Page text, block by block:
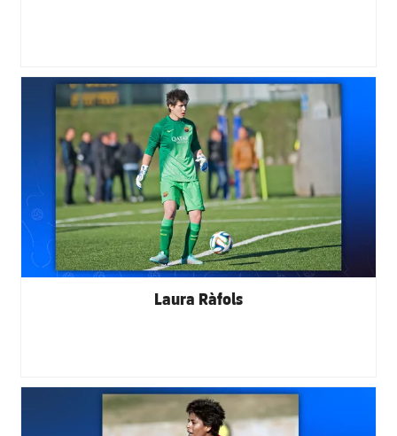
FC Barcelona club badge
Laura Ràfols
FC Barcelona club badge